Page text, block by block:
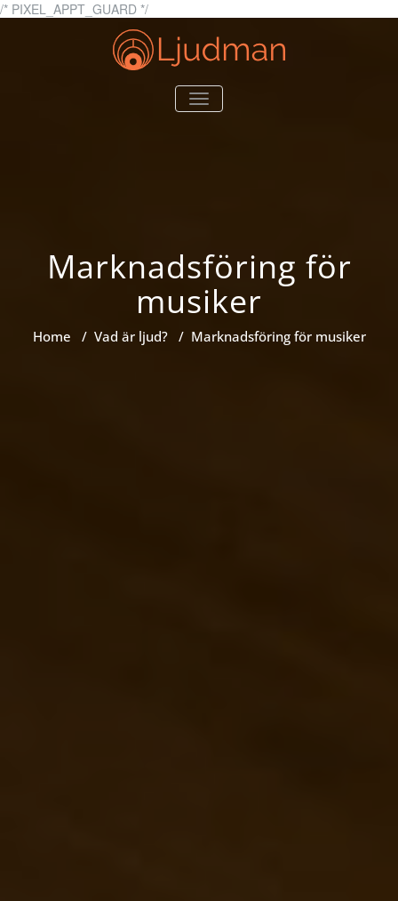
/* PIXEL_APPT_GUARD */Skip
content
Ljudman.se Allt du behöver veta om
TOGGLE
NAVIGATION
Marknadsföring för
musiker
Home / Vad är ljud?/ Marknadsföring för musiker